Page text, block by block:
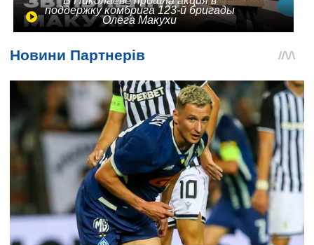
поддержку комбрига 123-й бригады
Олега Макухи